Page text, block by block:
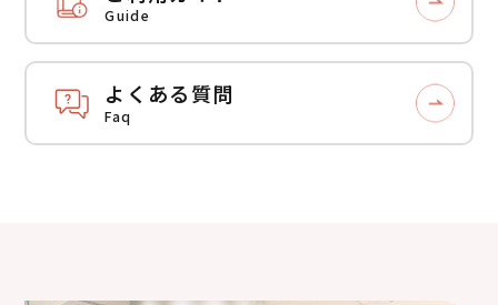
Guide
よくある質問
Faq